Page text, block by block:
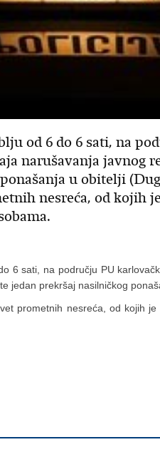
od 6 do 6 sati, na
narušavanja javnog
u obitelji
nesreća, od kojih
6 sati, na području PU
jedan prekršaj nasilničkog
prometnih nesreća, od kojih